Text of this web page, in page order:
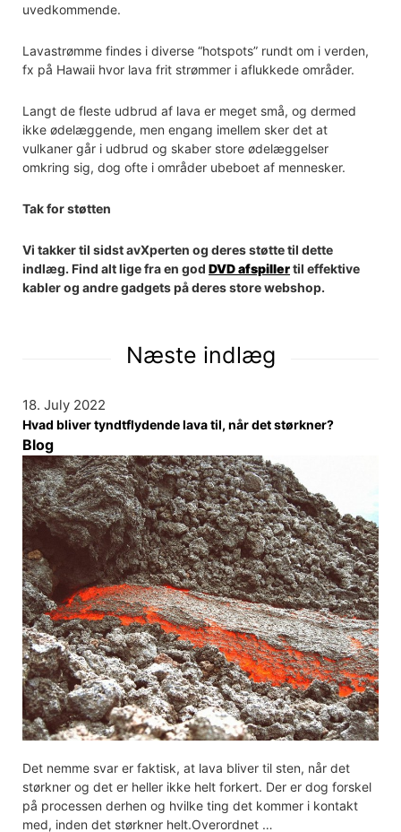
uvedkommende.
Lavastrømme findes i diverse “hotspots” rundt om i verden,
fx på Hawaii hvor lava frit strømmer i aflukkede områder.
Langt de fleste udbrud af lava er meget små, og dermed
ikke ødelæggende, men engang imellem sker det at
vulkaner går i udbrud og skaber store ødelæggelser
omkring sig, dog ofte i områder ubeboet af mennesker.
Tak for støtten
Vi takker til sidst avXperten og deres støtte til dette
indlæg. Find alt lige fra en god DVD afspillertil effektive
kabler og andre gadgets på deres store webshop.
Næste indlæg
18. July 2022
Hvad bliver tyndtflydende lava til, når det størkner?
Blog
Det nemme svar er faktisk, at lava bliver til sten, når det
størkner og det er heller ikke helt forkert. Der er dog forskel
på processen derhen og hvilke ting det kommer i kontakt
med, inden det størkner helt.Overordnet …